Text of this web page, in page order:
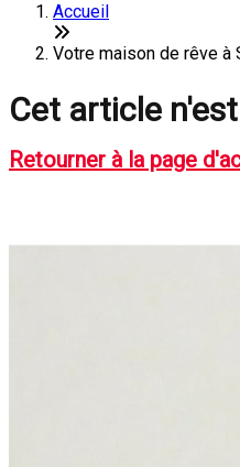
Accueil
Votre maison de rêve à
Cet article
Retourner à la page